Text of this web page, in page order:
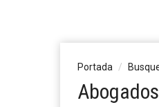
Portada